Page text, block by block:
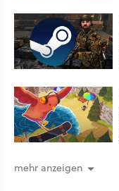
mehr anzeigen